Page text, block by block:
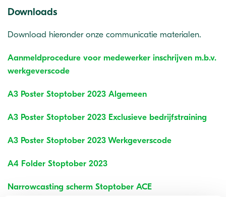
Downloads
Download hieronder onze communicatie materialen.
Aanmeldprocedure voor medewerker inschrijven m.b.v.
werkgeverscode
A3 Poster Stoptober 2023 Algemeen
A3 Poster Stoptober 2023 Exclusieve bedrijfstraining
A3 Poster Stoptober 2023 Werkgeverscode
A4 Folder Stoptober 2023
Narrowcasting scherm Stoptober ACE